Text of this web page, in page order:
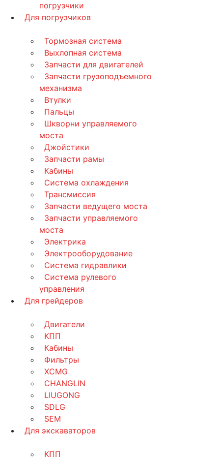
погрузчики
Для погрузчиков
Тормозная система
Выхлопная система
Запчасти для двигателей
Запчасти грузоподъемного
механизма
Втулки
Пальцы
Шкворни управляемого
моста
Джойстики
Запчасти рамы
Кабины
Система охлаждения
Трансмиссия
Запчасти ведущего моста
Запчасти управляемого
моста
Электрика
Электрооборудование
Система гидравлики
Система рулевого
управления
Для грейдеров
Двигатели
КПП
Кабины
Фильтры
XCMG
CHANGLIN
LIUGONG
SDLG
SEM
Для экскаваторов
КПП